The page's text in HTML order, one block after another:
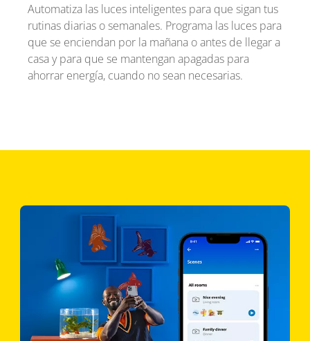
Automatiza las luces inteligentes para que sigan tus
rutinas diarias o semanales. Programa las luces para
que se enciendan por la mañana o antes de llegar a
casa y para que se mantengan apagadas para
ahorrar energía, cuando no sean necesarias.